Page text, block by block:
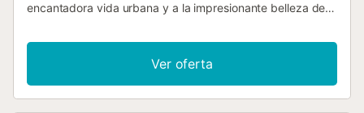
encantadora vida urbana y a la impresionante belleza de
apartamento está situado en un complejo pintado con el
característico color blanco de los edificios de Lanzarote y
está compuesto por un salón-comedor, una cocina
americana bien equipada, 2 dormitorios (uno de ellos con
Ver oferta